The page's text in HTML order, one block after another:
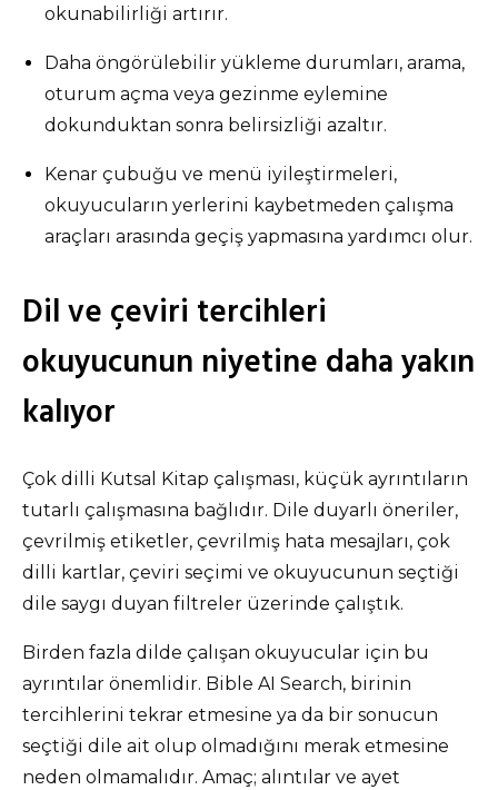
okunabilirliği artırır.
Daha öngörülebilir yükleme durumları, arama,
oturum açma veya gezinme eylemine
dokunduktan sonra belirsizliği azaltır.
Kenar çubuğu ve menü iyileştirmeleri,
okuyucuların yerlerini kaybetmeden çalışma
araçları arasında geçiş yapmasına yardımcı olur.
Dil ve çeviri tercihleri
okuyucunun niyetine daha yakın
kalıyor
Çok dilli Kutsal Kitap çalışması, küçük ayrıntıların
tutarlı çalışmasına bağlıdır. Dile duyarlı öneriler,
çevrilmiş etiketler, çevrilmiş hata mesajları, çok
dilli kartlar, çeviri seçimi ve okuyucunun seçtiği
dile saygı duyan filtreler üzerinde çalıştık.
Birden fazla dilde çalışan okuyucular için bu
ayrıntılar önemlidir. Bible AI Search, birinin
tercihlerini tekrar etmesine ya da bir sonucun
seçtiği dile ait olup olmadığını merak etmesine
neden olmamalıdır. Amaç; alıntılar ve ayet